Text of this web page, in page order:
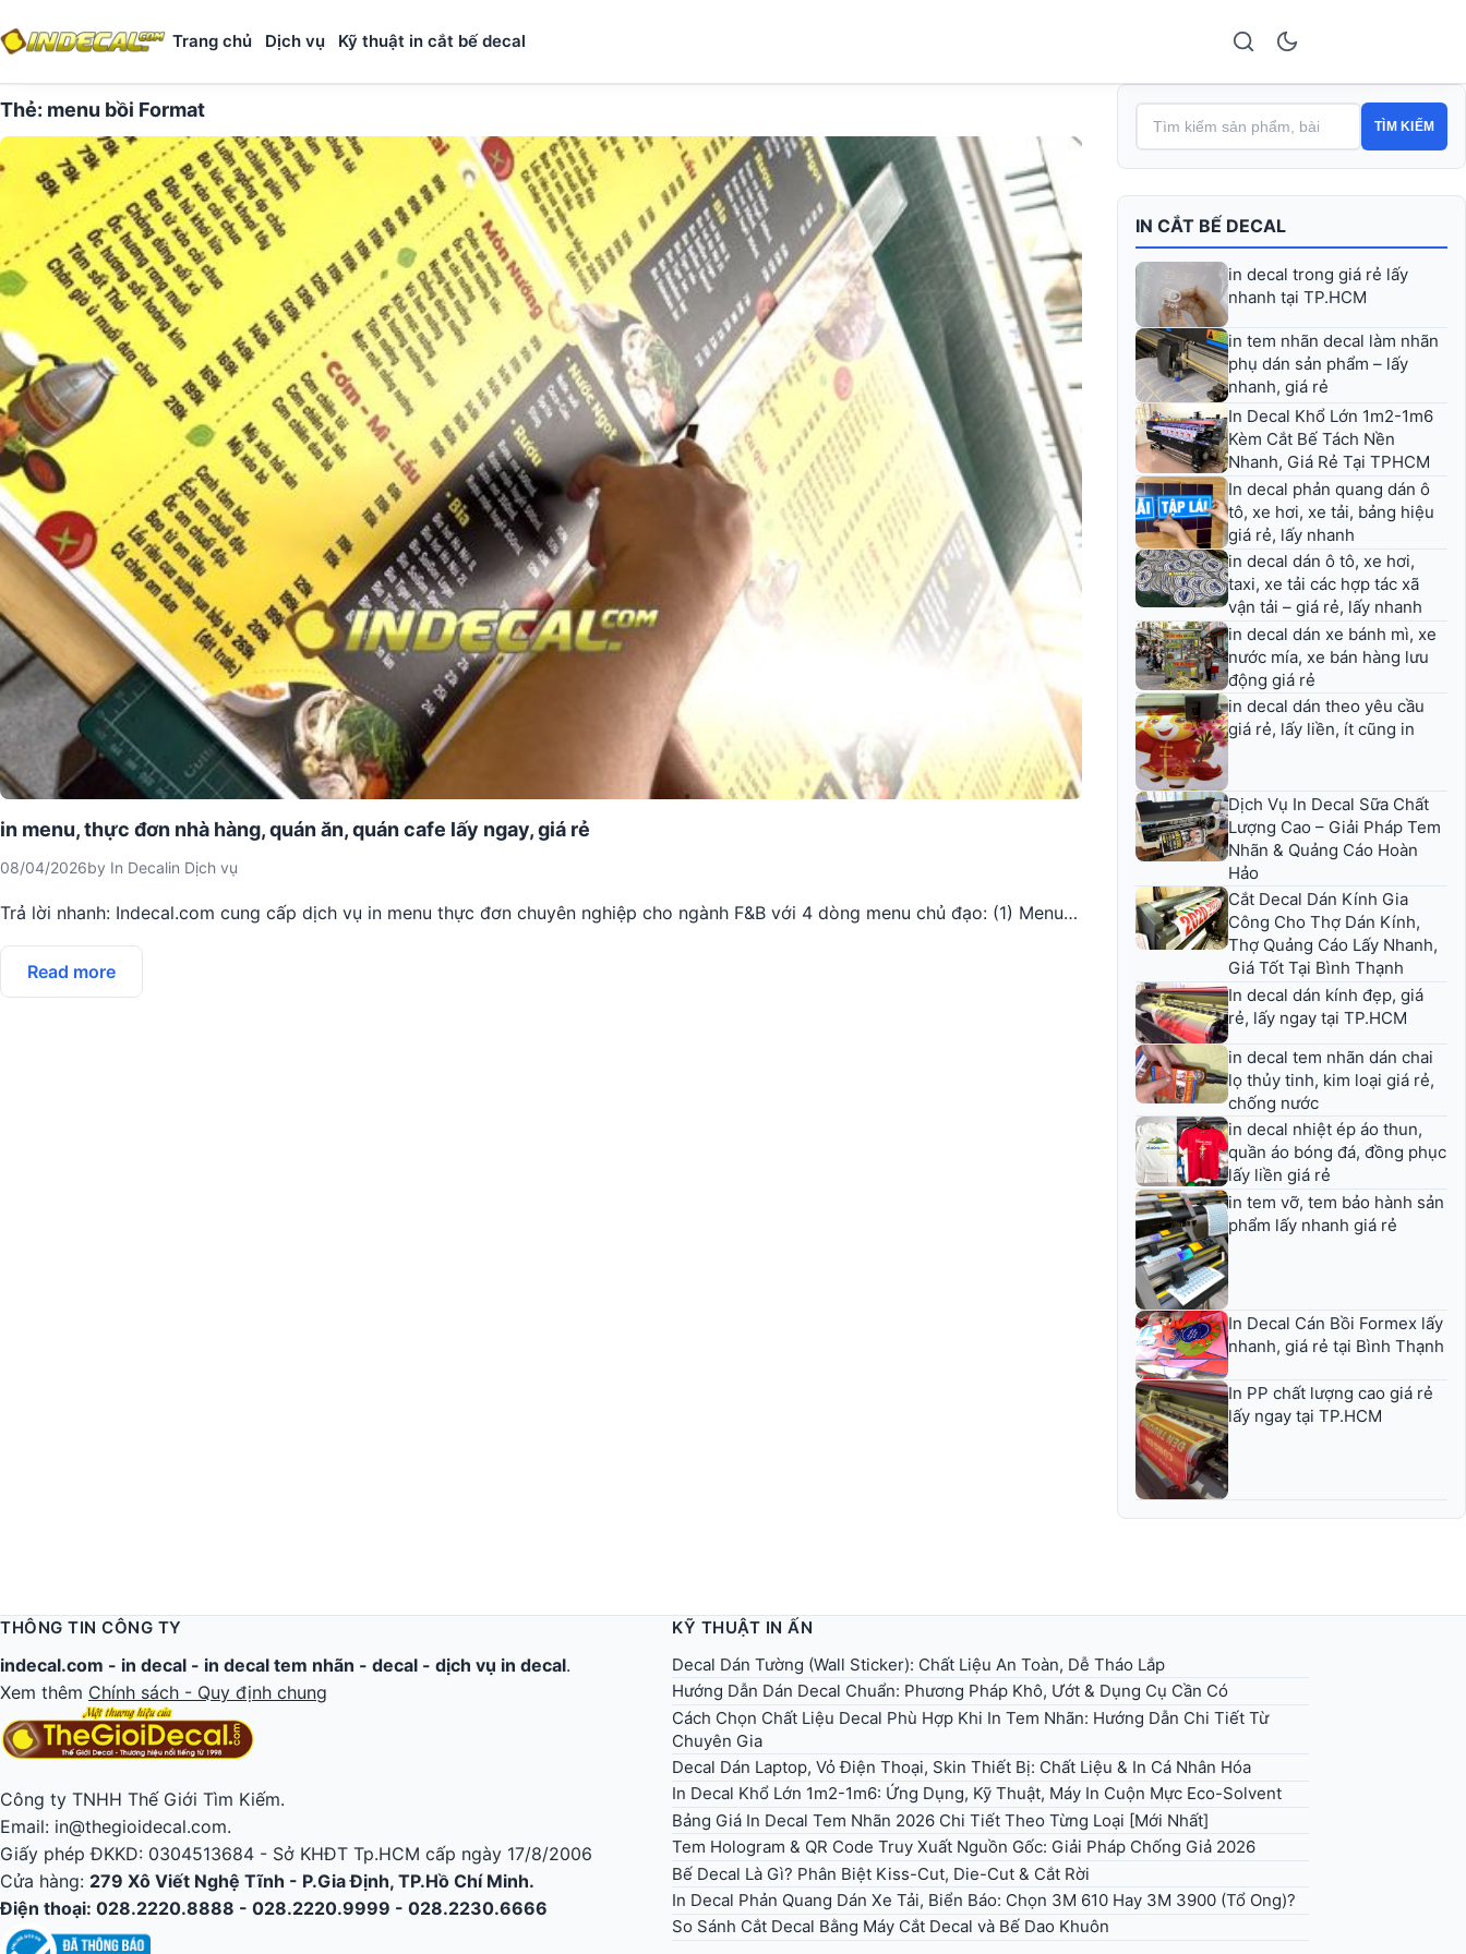
Trang chủ Dịch vụ Kỹ thuật in cắt bế decal
Thẻ: menu bồi Format
in menu, thực đơn nhà hàng, quán ăn, quán cafe lấy ngay, giá rẻ
08/04/2026by In Decalin Dịch vụ
Trả lời nhanh: Indecal.com cung cấp dịch vụ in menu thực đơn chuyên nghiệp cho ngành F&B với 4 dòng menu chủ đạo: (1) Menu…
Read more
TÌM KIẾM
IN CẮT BẾ DECAL
in decal trong giá rẻ lấy
nhanh tại TP.HCM
in tem nhãn decal làm nhãn
phụ dán sản phẩm – lấy
nhanh, giá rẻ
In Decal Khổ Lớn 1m2-1m6
Kèm Cắt Bế Tách Nền
Nhanh, Giá Rẻ Tại TPHCM
In decal phản quang dán ô
tô, xe hơi, xe tải, bảng hiệu
giá rẻ, lấy nhanh
in decal dán ô tô, xe hơi,
taxi, xe tải các hợp tác xã
vận tải – giá rẻ, lấy nhanh
in decal dán xe bánh mì, xe
nước mía, xe bán hàng lưu
động giá rẻ
in decal dán theo yêu cầu
giá rẻ, lấy liền, ít cũng in
Dịch Vụ In Decal Sữa Chất
Lượng Cao – Giải Pháp Tem
Nhãn & Quảng Cáo Hoàn
Hảo
Cắt Decal Dán Kính Gia
Công Cho Thợ Dán Kính,
Thợ Quảng Cáo Lấy Nhanh,
Giá Tốt Tại Bình Thạnh
In decal dán kính đẹp, giá
rẻ, lấy ngay tại TP.HCM
in decal tem nhãn dán chai
lọ thủy tinh, kim loại giá rẻ,
chống nước
in decal nhiệt ép áo thun,
quần áo bóng đá, đồng phục
lấy liền giá rẻ
in tem vỡ, tem bảo hành sản
phẩm lấy nhanh giá rẻ
In Decal Cán Bồi Formex lấy
nhanh, giá rẻ tại Bình Thạnh
In PP chất lượng cao giá rẻ
lấy ngay tại TP.HCM
THÔNG TIN CÔNG TY
indecal.com - in decal - in decal tem nhãn - decal - dịch vụ in decal.
Xem thêm Chính sách - Quy định chung
Công ty TNHH Thế Giới Tìm Kiếm.
Email: in@thegioidecal.com.
Giấy phép ĐKKD: 0304513684 - Sở KHĐT Tp.HCM cấp ngày 17/8/2006
Cửa hàng: 279 Xô Viết Nghệ Tĩnh - P.Gia Định, TP.Hồ Chí Minh.
Điện thoại: 028.2220.8888 - 028.2220.9999 - 028.2230.6666
KỸ THUẬT IN ẤN
Decal Dán Tường (Wall Sticker): Chất Liệu An Toàn, Dễ Tháo Lắp
Hướng Dẫn Dán Decal Chuẩn: Phương Pháp Khô, Ướt & Dụng Cụ Cần Có
Cách Chọn Chất Liệu Decal Phù Hợp Khi In Tem Nhãn: Hướng Dẫn Chi Tiết Từ
Chuyên Gia
Decal Dán Laptop, Vỏ Điện Thoại, Skin Thiết Bị: Chất Liệu & In Cá Nhân Hóa
In Decal Khổ Lớn 1m2-1m6: Ứng Dụng, Kỹ Thuật, Máy In Cuộn Mực Eco-Solvent
Bảng Giá In Decal Tem Nhãn 2026 Chi Tiết Theo Từng Loại [Mới Nhất]
Tem Hologram & QR Code Truy Xuất Nguồn Gốc: Giải Pháp Chống Giả 2026
Bế Decal Là Gì? Phân Biệt Kiss-Cut, Die-Cut & Cắt Rời
In Decal Phản Quang Dán Xe Tải, Biển Báo: Chọn 3M 610 Hay 3M 3900 (Tổ Ong)?
So Sánh Cắt Decal Bằng Máy Cắt Decal và Bế Dao Khuôn